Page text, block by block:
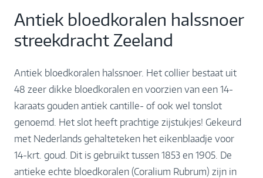
Antiek bloedkoralen halssnoer
streekdracht Zeeland
Antiek bloedkoralen halssnoer. Het collier bestaat uit
48 zeer dikke bloedkoralen en voorzien van een 14-
karaats gouden antiek cantille- of ook wel tonslot
genoemd. Het slot heeft prachtige zijstukjes! Gekeurd
met Nederlands gehalteteken het eikenblaadje voor
14-krt. goud. Dit is gebruikt tussen 1853 en 1905. De
antieke echte bloedkoralen (Coralium Rubrum) zijn in